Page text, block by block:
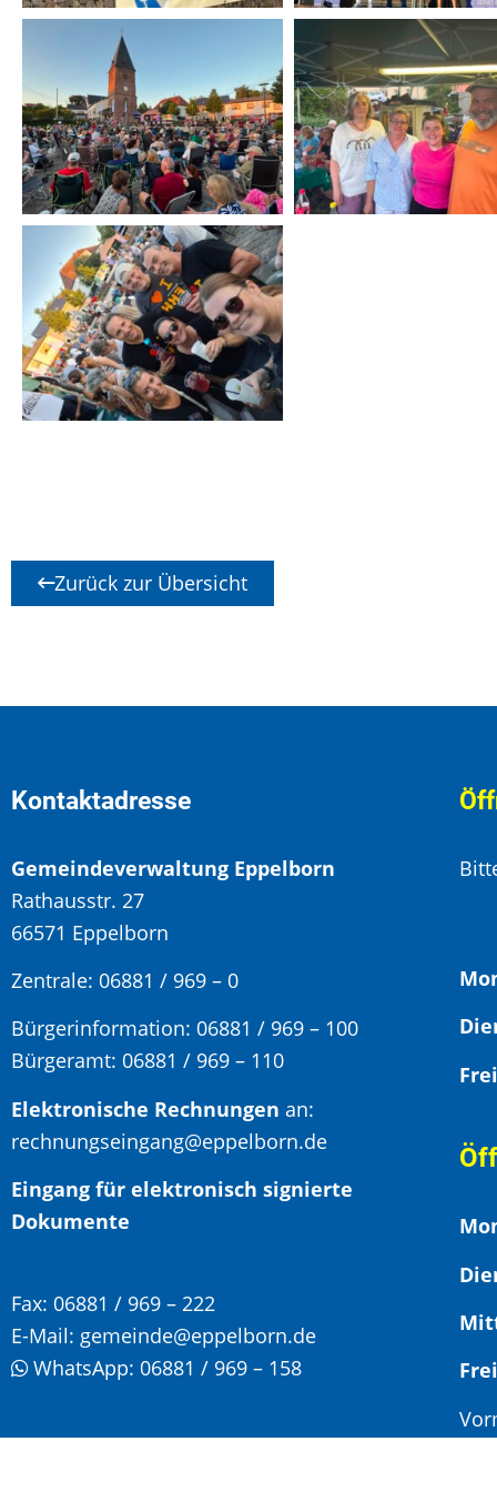
Zurück zur Übersicht
Kontaktadresse
Gemeindeverwaltung Eppelborn
Rathausstr. 27
66571 Eppelborn
Zentrale: 06881 / 969 – 0
Bürgerinformation: 06881 / 969 – 100
Bürgeramt: 06881 / 969 – 110
Elektronische Rechnungen an:
rechnungseingang@eppelborn.de
Eingang für elektronisch signierte
Dokumente
Fax: 06881 / 969 – 222
E-Mail: gemeinde@eppelborn.de
WhatsApp: 06881 / 969 – 158